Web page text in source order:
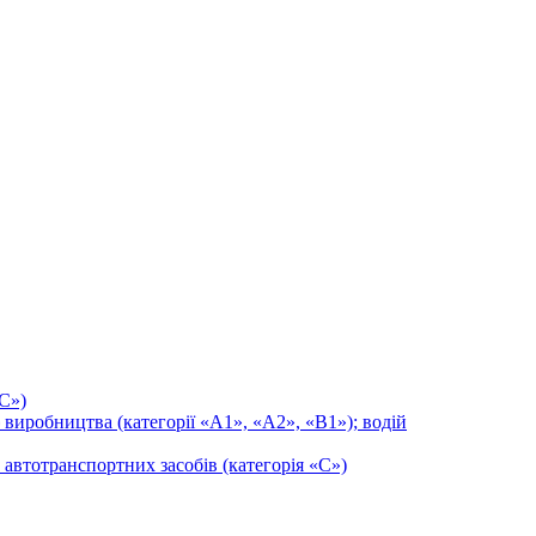
(категорії «А1», «А2», «В1»); водій
засобів (категорія «С»)